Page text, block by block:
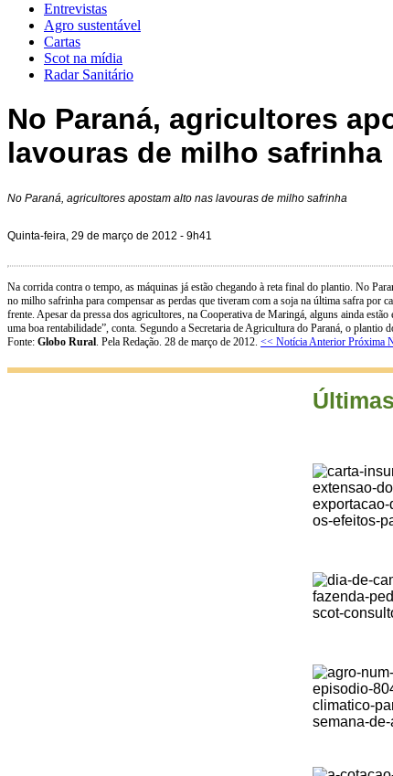
Entrevistas
Agro sustentável
Cartas
Scot na mídia
Radar Sanitário
No Paraná, agricultores
lavouras de milho safrinha
No Paraná, agricultores apostam alto nas lavouras de milho safrinha
Quinta-feira, 29 de março de 2012 - 9h41
Na corrida contra o tempo, as máquinas já estão chegando à reta final do plantio. No
no milho safrinha para compensar as perdas que tiveram com a soja na última safra por
frente. Apesar da pressa dos agricultores, na Cooperativa de Maringá, alguns ainda
uma boa rentabilidade”, conta. Segundo a Secretaria de Agricultura do Paraná, o
Fonte: Globo Rural. Pela Redação. 28 de março de 2012. << Notícia Anterior Próxima